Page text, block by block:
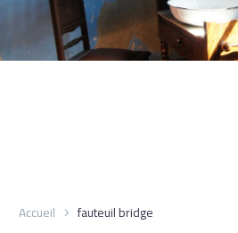
Accueil fauteuil bridge